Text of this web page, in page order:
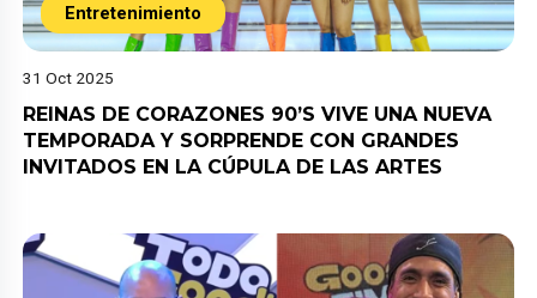
Entretenimiento
31 Oct 2025
REINAS DE CORAZONES 90’S VIVE UNA NUEVA
TEMPORADA Y SORPRENDE CON GRANDES
INVITADOS EN LA CÚPULA DE LAS ARTES